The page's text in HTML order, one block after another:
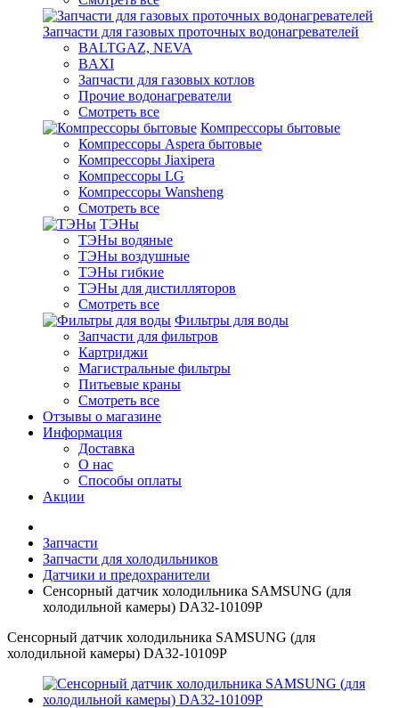
Запчасти для газовых проточных водонагревателей
BALTGAZ, NEVA
BAXI
Запчасти для газовых котлов
Прочие водонагреватели
Смотреть все
Компрессоры бытовые
Компрессоры Aspera бытовые
Компрессоры Jiaxipera
Компрессоры LG
Компрессоры Wansheng
Смотреть все
ТЭНы
ТЭНы водяные
ТЭНы воздушные
ТЭНы гибкие
ТЭНы для дистилляторов
Смотреть все
Фильтры для воды
Запчасти для фильтров
Картриджи
Магистральные фильтры
Питьевые краны
Смотреть все
Отзывы о магазине
Информация
Доставка
О нас
Способы оплаты
Акции
Запчасти
Запчасти для холодильников
Датчики и предохранители
Сенсорный датчик холодильника SAMSUNG (для
холодильной камеры) DA32-10109P
Сенсорный датчик холодильника SAMSUNG (для
холодильной камеры) DA32-10109P